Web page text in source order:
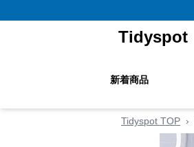
Tidyspot
新着商品
Tidyspot TOP ›